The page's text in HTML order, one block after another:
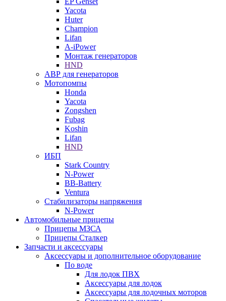
Yacota
Huter
Champion
Lifan
A-iPower
Монтаж генераторов
HND
АВР для генераторов
Мотопомпы
Honda
Yacota
Zongshen
Fubag
Koshin
Lifan
HND
ИБП
Stark Country
N-Power
BB-Battery
Ventura
Стабилизаторы напряжения
N-Power
Автомобильные прицепы
Прицепы МЗСА
Прицепы Сталкер
Запчасти и аксессуары
Аксессуары и дополнительное оборудование
По воде
Для лодок ПВХ
Аксессуары для лодок
Аксессуары для лодочных моторов